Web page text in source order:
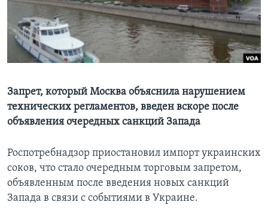
Learning English
СОЦИАЛЬНЫЕ СЕТИ
Языки
Запрет, который Москва объяснила нарушением
технических регламентов, введен вскоре после
объявления очередных санкций Запада
Роспотребнадзор приостановил импорт украинских
соков, что стало очередным торговым запретом,
объявленным после введения новых санкций
Запада в связи с событиями в Украине.